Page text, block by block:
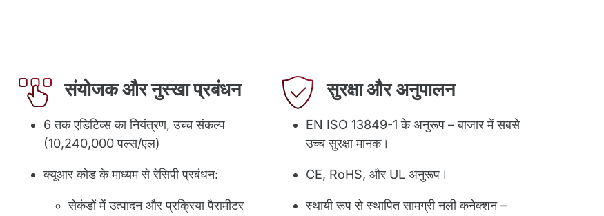
संयोजक और नुस्खा प्रबंधन
6 तक एडिटिव्स का नियंत्रण, उच्च संकल्प
(10,240,000 पल्स/एल)
क्यूआर कोड के माध्यम से रेसिपी प्रबंधन:
सेकंडों में उत्पादन और प्रक्रिया पैरामीटर
सुरक्षा और अनुपालन
EN ISO 13849-1 के अनुरूप – बाजार में सबसे
उच्च सुरक्षा मानक।
CE, RoHS, और UL अनुरूप।
स्थायी रूप से स्थापित सामग्री नली कनेक्शन –